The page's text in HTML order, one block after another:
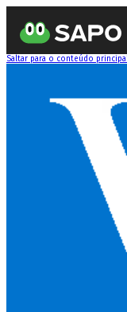
Saltar para o conteúdo